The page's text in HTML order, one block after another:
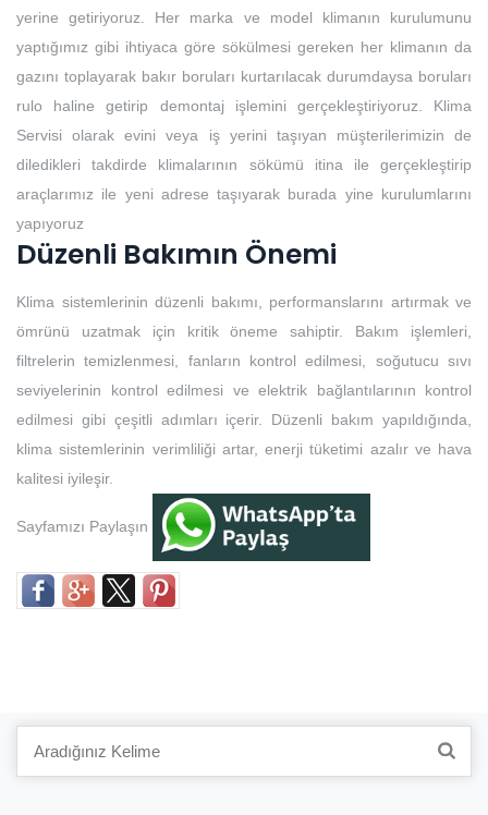
yerine getiriyoruz. Her marka ve model klimanın kurulumunu
yaptığımız gibi ihtiyaca göre sökülmesi gereken her klimanın da
gazını toplayarak bakır boruları kurtarılacak durumdaysa boruları
rulo haline getirip demontaj işlemini gerçekleştiriyoruz. Klima
Servisi olarak evini veya iş yerini taşıyan müşterilerimizin de
diledikleri takdirde klimalarının sökümü itina ile gerçekleştirip
araçlarımız ile yeni adrese taşıyarak burada yine kurulumlarını
yapıyoruz
Düzenli Bakımın Önemi
Klima sistemlerinin düzenli bakımı, performanslarını artırmak ve
ömrünü uzatmak için kritik öneme sahiptir. Bakım işlemleri,
filtrelerin temizlenmesi, fanların kontrol edilmesi, soğutucu sıvı
seviyelerinin kontrol edilmesi ve elektrik bağlantılarının kontrol
edilmesi gibi çeşitli adımları içerir. Düzenli bakım yapıldığında,
klima sistemlerinin verimliliği artar, enerji tüketimi azalır ve hava
kalitesi iyileşir.
Sayfamızı Paylaşın